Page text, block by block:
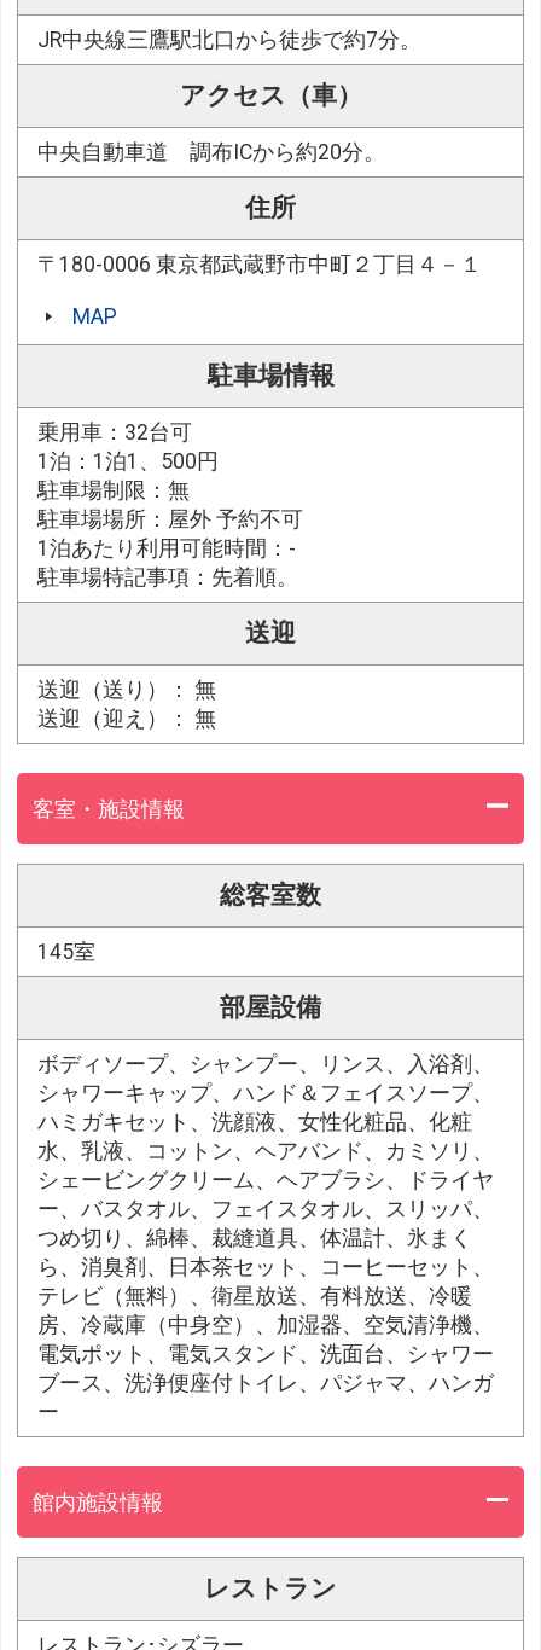
JR中央線三鷹駅北口から徒歩で約7分。
アクセス（車）
中央自動車道 調布ICから約20分。
住所
〒180-0006 東京都武蔵野市中町２丁目４－１
MAP
駐車場情報
乗用車：32台可
1泊：1泊1、500円
駐車場制限：無
駐車場場所：屋外 予約不可
1泊あたり利用可能時間：-
駐車場特記事項：先着順。
送迎
送迎（送り）： 無
送迎（迎え）： 無
客室・施設情報
総客室数
145室
部屋設備
ボディソープ、シャンプー、リンス、入浴剤、
シャワーキャップ、ハンド＆フェイスソープ、
ハミガキセット、洗顔液、女性化粧品、化粧
水、乳液、コットン、ヘアバンド、カミソリ、
シェービングクリーム、ヘアブラシ、ドライヤ
ー、バスタオル、フェイスタオル、スリッパ、
つめ切り、綿棒、裁縫道具、体温計、氷まく
ら、消臭剤、日本茶セット、コーヒーセット、
テレビ（無料）、衛星放送、有料放送、冷暖
房、冷蔵庫（中身空）、加湿器、空気清浄機、
電気ポット、電気スタンド、洗面台、シャワー
ブース、洗浄便座付トイレ、パジャマ、ハンガ
ー
館内施設情報
レストラン